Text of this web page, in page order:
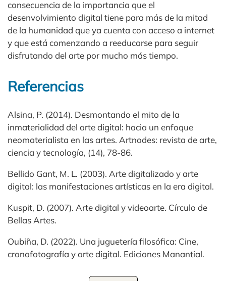
consecuencia de la importancia que el
desenvolvimiento digital tiene para más de la mitad
de la humanidad que ya cuenta con acceso a internet
y que está comenzando a reeducarse para seguir
disfrutando del arte por mucho más tiempo.
Referencias
Alsina, P. (2014). Desmontando el mito de la
inmaterialidad del arte digital: hacia un enfoque
neomaterialista en las artes. Artnodes: revista de arte,
ciencia y tecnología, (14), 78-86.
Bellido Gant, M. L. (2003). Arte digitalizado y arte
digital: las manifestaciones artísticas en la era digital.
Kuspit, D. (2007). Arte digital y videoarte. Círculo de
Bellas Artes.
Oubiña, D. (2022). Una juguetería filosófica: Cine,
cronofotografía y arte digital. Ediciones Manantial.